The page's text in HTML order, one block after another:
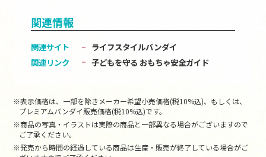
関連情報
関連サイト
ライフスタイルバンダイ
関連リンク
子どもを守る おもちゃ安全ガイド
※表示価格は、一部を除きメーカー希望小売価格(税10%込)、もしくは、
プレミアムバンダイ販売価格(税10%込)です。
※商品の写真・イラストは実際の商品と一部異なる場合がございますので
ご了承ください。
※発売から時間の経過している商品は生産・販売が終了している場合がご